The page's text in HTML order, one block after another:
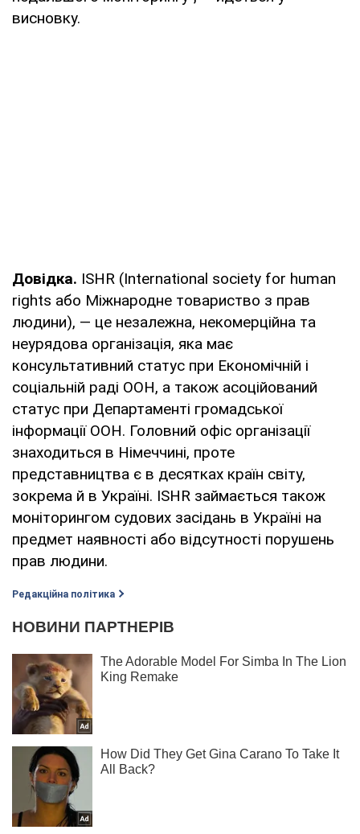
висновку.
Довідка. ISHR (International society for human
rights або Міжнародне товариство з прав
людини), — це незалежна, некомерційна та
неурядова організація, яка має
консультативний статус при Економічній і
соціальній раді ООН, а також асоційований
статус при Департаменті громадської
інформації ООН. Головний офіс організації
знаходиться в Німеччині, проте
представництва є в десятках країн світу,
зокрема й в Україні. ISHR займається також
моніторингом судових засідань в Україні на
предмет наявності або відсутності порушень
прав людини.
Редакційна політика